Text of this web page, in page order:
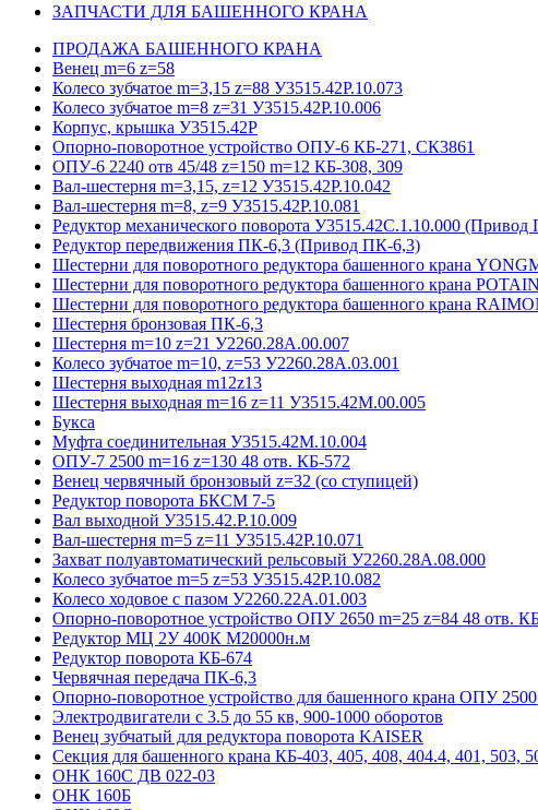
ЗАПЧАСТИ ДЛЯ БАШЕННОГО КРАНА
ПРОДАЖА БАШЕННОГО КРАНА
Венец m=6 z=58
Колесо зубчатое m=3,15 z=88 У3515.42Р.10.073
Колесо зубчатое m=8 z=31 У3515.42Р.10.006
Корпус, крышка У3515.42Р
Опорно-поворотное устройство ОПУ-6 КБ-271, СК3861
ОПУ-6 2240 отв 45/48 z=150 m=12 КБ-308, 309
Вал-шестерня m=3,15, z=12 У3515.42Р.10.042
Вал-шестерня m=8, z=9 У3515.42Р.10.081
Редуктор механического поворота У3515.42С.1.10.000
Редуктор передвижения ПК-6,3 (Привод ПК-6,3)
Шестерни для поворотного редуктора башенного крана
Шестерни для поворотного редуктора башенного крана POTAIN
Шестерни для поворотного редуктора башенного крана
Шестерня бронзовая ПК-6,3
Шестерня m=10 z=21 У2260.28А.00.007
Колесо зубчатое m=10, z=53 У2260.28А.03.001
Шестерня выходная m12z13
Шестерня выходная m=16 z=11 У3515.42М.00.005
Букса
Муфта соединительная У3515.42М.10.004
ОПУ-7 2500 m=16 z=130 48 отв. КБ-572
Венец червячный бронзовый z=32 (со ступицей)
Редуктор поворота БКСМ 7-5
Вал выходной У3515.42.Р.10.009
Вал-шестерня m=5 z=11 У3515.42Р.10.071
Захват полуавтоматический рельсовый У2260.28А.08.000
Колесо зубчатое m=5 z=53 У3515.42Р.10.082
Колесо ходовое с пазом У2260.22А.01.003
Опорно-поворотное устройство ОПУ 2650 m=25 z=84 48 отв.
Редуктор МЦ 2У 400К М20000н.м
Редуктор поворота КБ-674
Червячная передача ПК-6,3
Опорно-поворотное устройство для башенного крана ОПУ
Электродвигатели с 3.5 до 55 кв, 900-1000 оборотов
Венец зубчатый для редуктора поворота KAISER
Секция для башенного крана КБ-403, 405, 408, 404.4, 401, 503,
ОНК 160С ДВ 022-03
ОНК 160Б